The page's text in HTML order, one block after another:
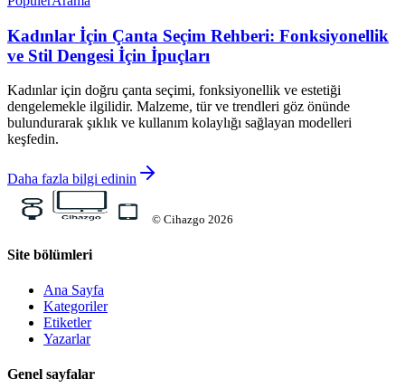
Kadınlar İçin Çanta Seçim Rehberi: Fonksiyonellik
ve Stil Dengesi İçin İpuçları
Kadınlar için doğru çanta seçimi, fonksiyonellik ve estetiği
dengelemekle ilgilidir. Malzeme, tür ve trendleri göz önünde
bulundurarak şıklık ve kullanım kolaylığı sağlayan modelleri
keşfedin.
Daha fazla bilgi edinin
© Cihazgo 2026
Site bölümleri
Ana Sayfa
Kategoriler
Etiketler
Yazarlar
Genel sayfalar